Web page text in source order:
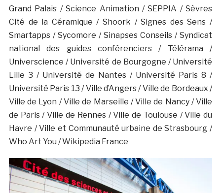
Grand Palais / Science Animation / SEPPIA / Sèvres
Cité de la Céramique / Shoork / Signes des Sens /
Smartapps / Sycomore / Sinapses Conseils / Syndicat
national des guides conférenciers / Télérama /
Universcience / Université de Bourgogne / Université
Lille 3 / Université de Nantes / Université Paris 8 /
Université Paris 13 / Ville d’Angers / Ville de Bordeaux /
Ville de Lyon / Ville de Marseille / Ville de Nancy / Ville
de Paris / Ville de Rennes / Ville de Toulouse / Ville du
Havre / Ville et Communauté urbaine de Strasbourg /
Who Art You / Wikipedia France